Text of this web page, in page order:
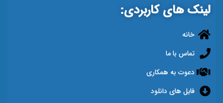
لینک های کاربردی:
خانه
تماس با ما
دعوت به همکاری
فایل های دانلود